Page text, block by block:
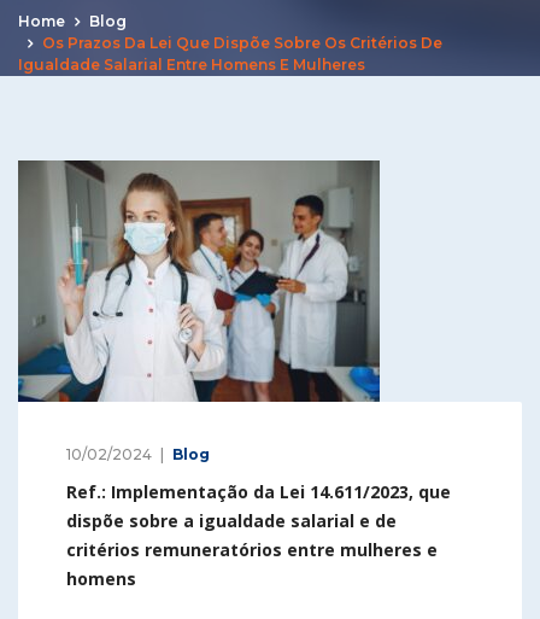
Home
Blog
Os Prazos Da Lei Que Dispõe Sobre Os Critérios De
Igualdade Salarial Entre Homens E Mulheres
10/02/2024 Blog
Ref.: Implementação da Lei 14.611/2023, que
dispõe sobre a igualdade salarial e de
critérios remuneratórios entre mulheres e
homens